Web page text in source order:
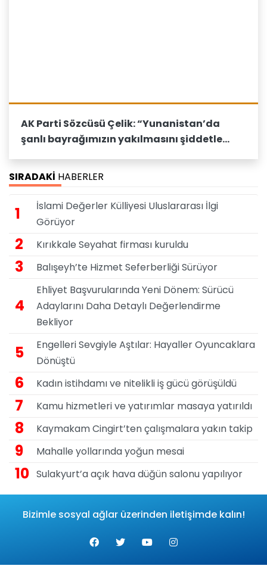
AK Parti Sözcüsü Çelik: “Yunanistan’da
şanlı bayrağımızın yakılmasını şiddetle
SIRADAKİ HABERLER
1
İslami Değerler Külliyesi Uluslararası İlgi
Görüyor
2 Kırıkkale Seyahat firması kuruldu
3 Balışeyh’te Hizmet Seferberliği Sürüyor
4
Ehliyet Başvurularında Yeni Dönem: Sürücü
Adaylarını Daha Detaylı Değerlendirme
Bekliyor
5
Engelleri Sevgiyle Aştılar: Hayaller Oyuncaklara
Dönüştü
6 Kadın istihdamı ve nitelikli iş gücü görüşüldü
7 Kamu hizmetleri ve yatırımlar masaya yatırıldı
8 Kaymakam Cingirt’ten çalışmalara yakın takip
9 Mahalle yollarında yoğun mesai
10 Sulakyurt’a açık hava düğün salonu yapılıyor
Bizimle sosyal ağlar üzerinden iletişimde kalın!